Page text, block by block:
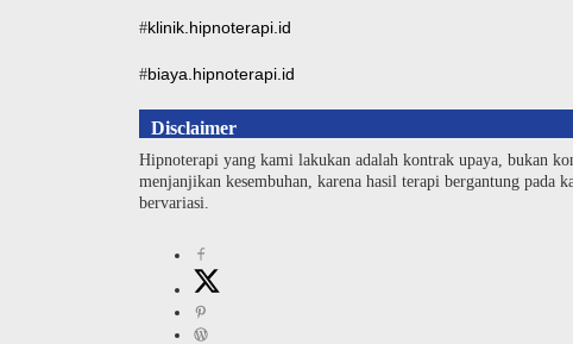
#klinik.hipnoterapi.id
#biaya.hipnoterapi.id
Disclaimer
Hipnoterapi yang kami lakukan adalah kontrak upaya, bukan
menjanjikan kesembuhan, karena hasil terapi bergantung
bervariasi.